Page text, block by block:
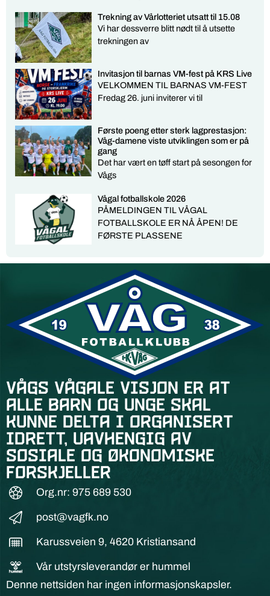
Trekning av Vårlotteriet utsatt til 15.08
Vi har dessverre blitt nødt til å utsette
trekningen av
Invitasjon til barnas VM-fest på KRS Live
VELKOMMEN TIL BARNAS VM-FEST
Fredag 26. juni inviterer vi til
Første poeng etter sterk lagprestasjon:
Våg-damene viste utviklingen som er på
gang
Det har vært en tøff start på sesongen for
Vågs
Vågal fotballskole 2026
PÅMELDINGEN TIL VÅGAL
FOTBALLSKOLE ER NÅ ÅPEN! DE
FØRSTE PLASSENE
Vågs vågale visjon er at
alle barn og unge skal
kunne delta i organisert
idrett, uavhengig av
sosiale og økonomiske
forskjeller
Org.nr: 975 689 530
post@vagfk.no
Karussveien 9, 4620 Kristiansand
Vår utstyrsleverandør er hummel
Denne nettsiden har ingen informasjonskapsler.